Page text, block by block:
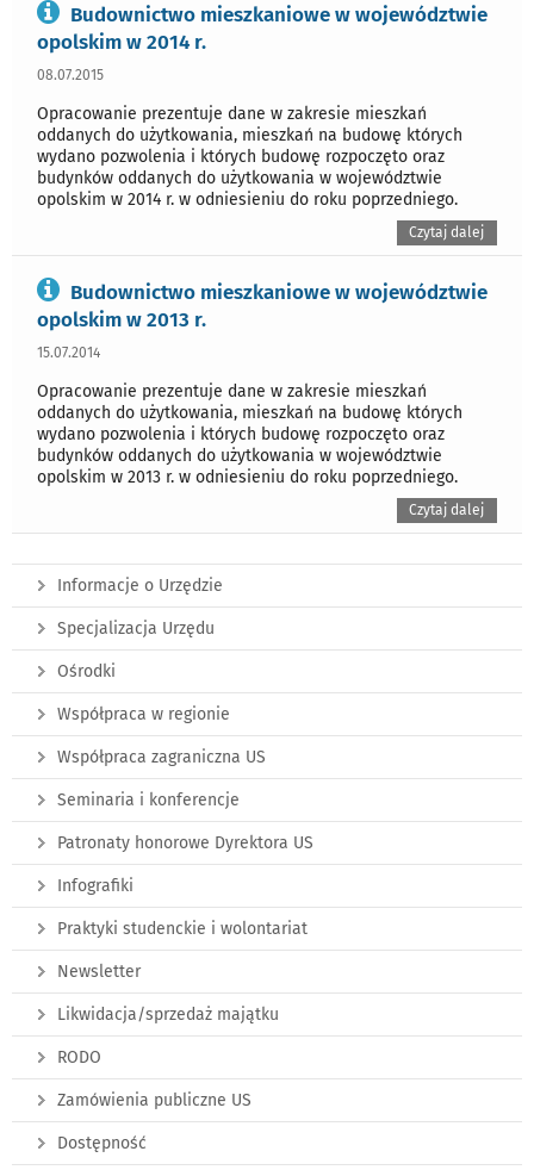
Budownictwo mieszkaniowe w województwie
opolskim w 2014 r.
08.07.2015
Opracowanie prezentuje dane w zakresie mieszkań
oddanych do użytkowania, mieszkań na budowę których
wydano pozwolenia i których budowę rozpoczęto oraz
budynków oddanych do użytkowania w województwie
opolskim w 2014 r. w odniesieniu do roku poprzedniego.
Czytaj dalej
Budownictwo mieszkaniowe w województwie
opolskim w 2013 r.
15.07.2014
Opracowanie prezentuje dane w zakresie mieszkań
oddanych do użytkowania, mieszkań na budowę których
wydano pozwolenia i których budowę rozpoczęto oraz
budynków oddanych do użytkowania w województwie
opolskim w 2013 r. w odniesieniu do roku poprzedniego.
Czytaj dalej
Informacje o Urzędzie
Specjalizacja Urzędu
Ośrodki
Współpraca w regionie
Współpraca zagraniczna US
Seminaria i konferencje
Patronaty honorowe Dyrektora US
Infografiki
Praktyki studenckie i wolontariat
Newsletter
Likwidacja/sprzedaż majątku
RODO
Zamówienia publiczne US
Dostępność